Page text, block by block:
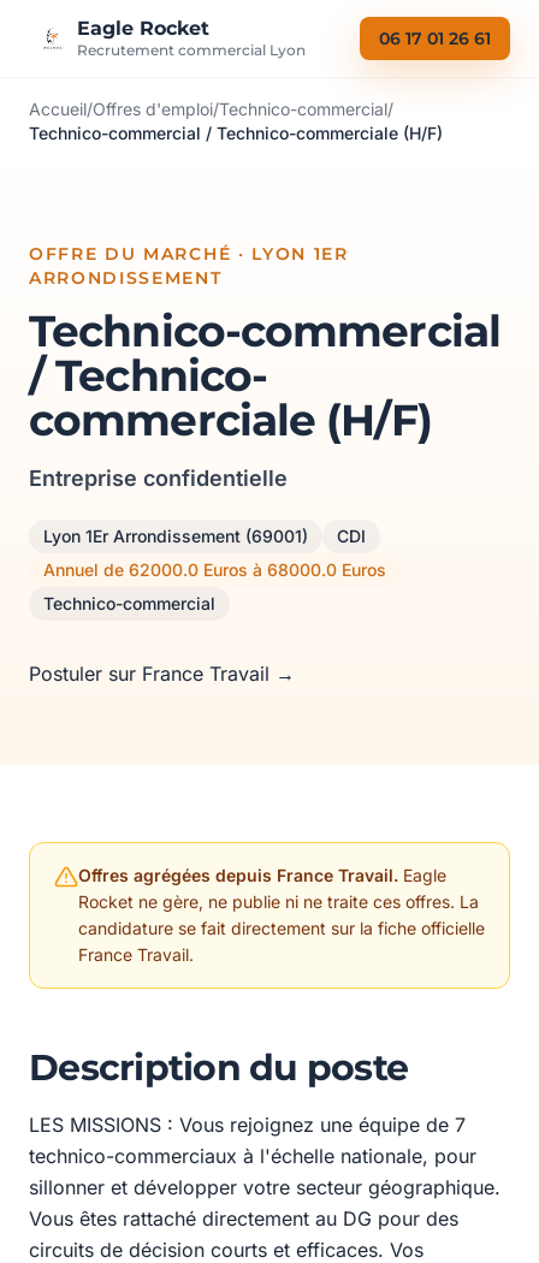
Eagle Rocket
Recrutement commercial Lyon
06 17 01 26 61
Accueil/Offres d'emploi/Technico-commercial/
Technico-commercial / Technico-commerciale (H/F)
OFFRE DU MARCHÉ · LYON 1ER
ARRONDISSEMENT
Technico-commercial
/ Technico-
commerciale (H/F)
Entreprise confidentielle
Lyon 1Er Arrondissement (69001)
CDI
Annuel de 62000.0 Euros à 68000.0 Euros
Technico-commercial
Postuler sur France Travail →
Offres agrégées depuis France Travail. Eagle
Rocket ne gère, ne publie ni ne traite ces offres. La
candidature se fait directement sur la fiche officielle
France Travail.
Description du poste
LES MISSIONS : Vous rejoignez une équipe de 7
technico-commerciaux à l'échelle nationale, pour
sillonner et développer votre secteur géographique.
Vous êtes rattaché directement au DG pour des
circuits de décision courts et efficaces. Vos